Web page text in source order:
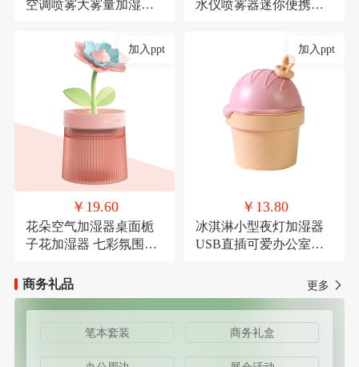
空调喷雾大雾量加湿器
水仪喷雾器迷你便携式
加入ppt
￥19.60
花朵空气加湿器桌面栀
子花加湿器 七彩氛围灯
加入ppt
￥13.80
冰淇淋小型夜灯加湿器
USB直插可爱办公室桌
商务礼品
更多
笔本套装 商务礼盒